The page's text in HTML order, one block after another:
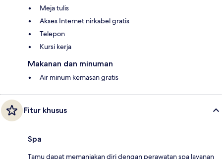
Meja tulis
Akses Internet nirkabel gratis
Telepon
Kursi kerja
Makanan dan minuman
Air minum kemasan gratis
Fitur khusus
Spa
Tamu dapat memanjakan diri dengan perawatan spa layanan